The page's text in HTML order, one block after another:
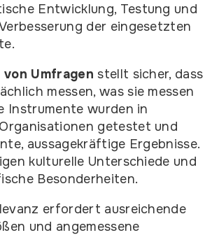
Entwicklung, Testung und
der eingesetzten
von Umfragen stellt sicher, dass
messen, was sie messen
Instrumente wurden in
getestet und
aussagekräftige Ergebnisse.
kulturelle Unterschiede und
Besonderheiten.
erfordert ausreichende
und angemessene